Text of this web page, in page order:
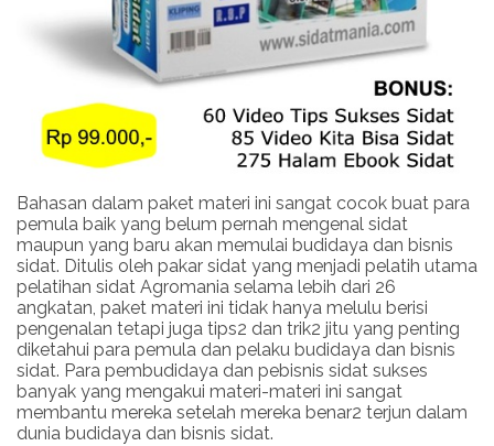
Bahasan dalam paket materi ini sangat cocok buat para
pemula baik yang belum pernah mengenal sidat
maupun yang baru akan memulai budidaya dan bisnis
sidat. Ditulis oleh pakar sidat yang menjadi pelatih utama
pelatihan sidat Agromania selama lebih dari 26
angkatan, paket materi ini tidak hanya melulu berisi
pengenalan tetapi juga tips2 dan trik2 jitu yang penting
diketahui para pemula dan pelaku budidaya dan bisnis
sidat. Para pembudidaya dan pebisnis sidat sukses
banyak yang mengakui materi-materi ini sangat
membantu mereka setelah mereka benar2 terjun dalam
dunia budidaya dan bisnis sidat.